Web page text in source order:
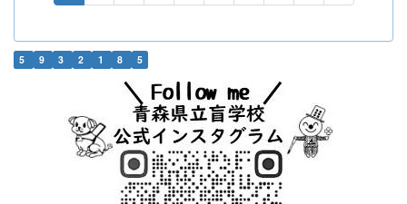
5 9 3 2 1 8 5